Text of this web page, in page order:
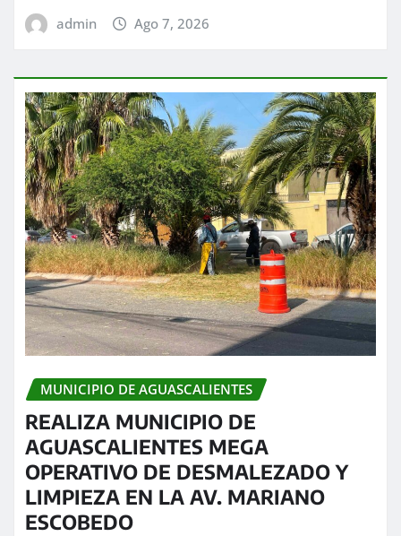
admin Ago 7, 2026
MUNICIPIO DE AGUASCALIENTES
REALIZA MUNICIPIO DE
AGUASCALIENTES MEGA
OPERATIVO DE DESMALEZADO Y
LIMPIEZA EN LA AV. MARIANO
ESCOBEDO